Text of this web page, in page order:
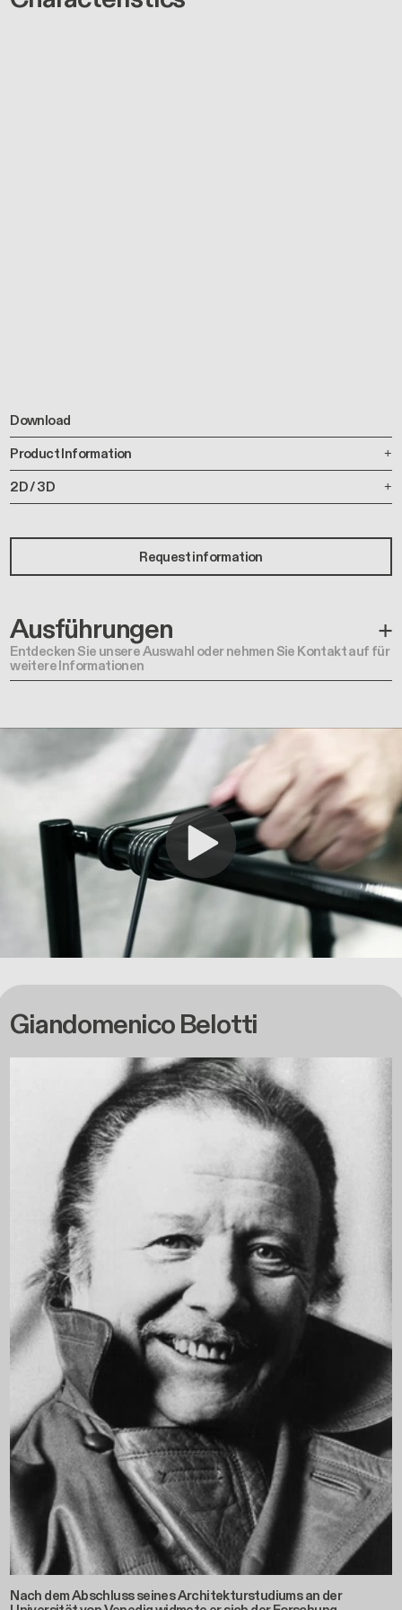
Download
Product Information
2D / 3D
Request information
Ausführungen
Entdecken Sie unsere Auswahl oder nehmen Sie Kontakt auf für
weitere Informationen
Giandomenico Belotti
Nach dem Abschluss seines Architekturstudiums an der